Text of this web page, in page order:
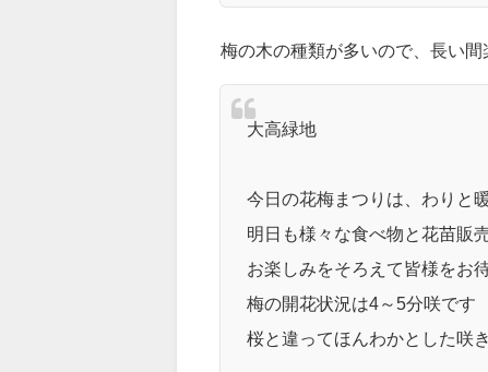
— よごべぇ (@yogobe45)
大高緑地
今日の花梅まつりは、わりと
明日も様々な食べ物と花苗販